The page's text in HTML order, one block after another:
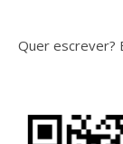
Quer escrever?